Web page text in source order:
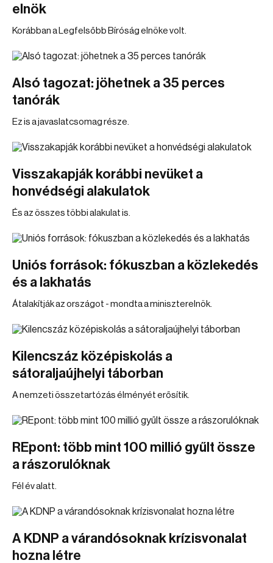
elnök
Korábban a Legfelsőbb Bíróság elnöke volt.
Alsó tagozat: jöhetnek a 35 perces
tanórák
Ez is a javaslatcsomag része.
Visszakapják korábbi nevüket a
honvédségi alakulatok
És az összes többi alakulat is.
Uniós források: fókuszban a közlekedés
és a lakhatás
Átalakítják az országot - mondta a miniszterelnök.
Kilencszáz középiskolás a
sátoraljaújhelyi táborban
A nemzeti összetartózás élményét erősítik.
REpont: több mint 100 millió gyűlt össze
a rászorulóknak
Fél év alatt.
A KDNP a várandósoknak krízisvonalat
hozna létre